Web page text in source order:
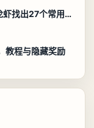
聪明开局吧第147关攻略，养龙虾找出27个常用字通关答案
教程与隐藏奖励